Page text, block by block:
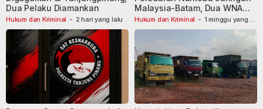
Hukum dan Kriminal - 2 hari yang lalu
Dua Pelaku Diamankan
Hukum dan Kriminal - 1 minggu yang
Malaysia-Batam, Dua WNA
Masih Diburu